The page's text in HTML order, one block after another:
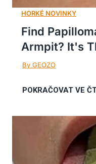
Find
Armpit? It's